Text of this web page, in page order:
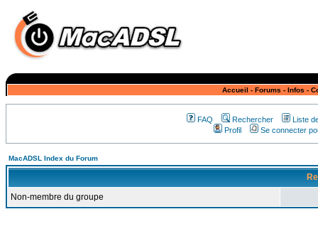
Accueil - Forums - Infos -
FAQ Rechercher
Liste
Profil
Se connecter
MacADSL Index du Forum
Non-membre du groupe